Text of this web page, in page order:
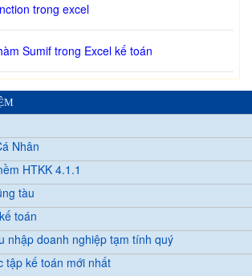
trong excel
Sumif trong Excel kế toán
Nhân
HTKK 4.1.1
tàu
toán
nhập doanh nghiệp tạm tính quý
tập kế toán mới nhất